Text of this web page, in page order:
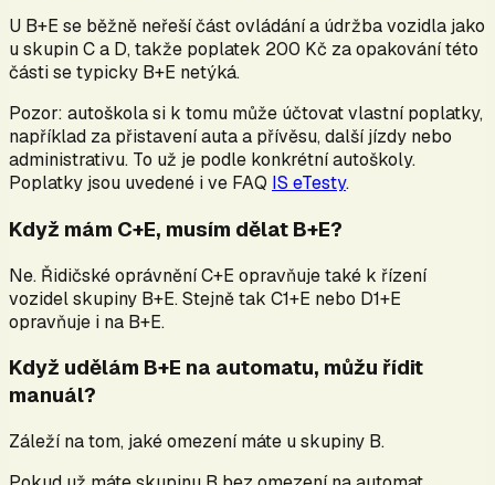
U B+E se běžně neřeší část ovládání a údržba vozidla jako
u skupin C a D, takže poplatek 200 Kč za opakování této
části se typicky B+E netýká.
Pozor: autoškola si k tomu může účtovat vlastní poplatky,
například za přistavení auta a přívěsu, další jízdy nebo
administrativu. To už je podle konkrétní autoškoly.
Poplatky jsou uvedené i ve FAQ IS eTesty.
Když mám C+E, musím dělat B+E?
Ne. Řidičské oprávnění C+E opravňuje také k řízení
vozidel skupiny B+E. Stejně tak C1+E nebo D1+E
opravňuje i na B+E.
Když udělám B+E na automatu, můžu řídit
manuál?
Záleží na tom, jaké omezení máte u skupiny B.